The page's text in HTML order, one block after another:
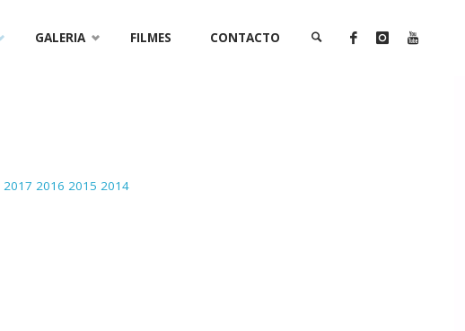
GALERIA FILMES CONTACTO
2017 2016 2015 2014